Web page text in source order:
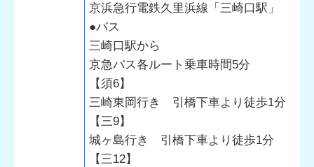
京浜急行電鉄久里浜線「三崎口駅」
●バス
三崎口駅から
京急バス各ルート乗車時間5分
【須6】
三崎東岡行き 引橋下車より徒歩1分
【三9】
城ヶ島行き 引橋下車より徒歩1分
【三12】